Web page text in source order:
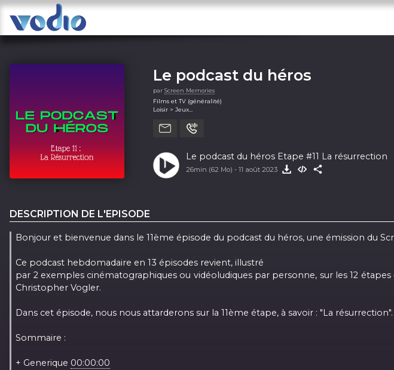
Le podcast du héros
par Screen Memories
Films et TV (généralité)
Loisir > Jeux
Le podcast du héros Etape #11 La résurrection
26min (62 Mo) - 11 août 2023
DESCRIPTION DE L'EPISODE
Bonjour et bienvenue dans le 11ème épisode du podcast du héros, une émission du
Ce podcast hebdomadaire en 13 épisodes revient, illustré
par 2 exemples cinématographiques ou vidéoludiques par personne, sur les 12
Christopher Vogler.
Dans cet épisode, nous nous attarderons sur la 11ème étape, à savoir : "La résurrection".
Sommaire :
+ Generique 00:00:00